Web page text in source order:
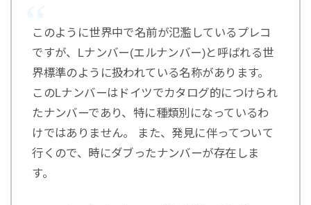
このように世界中で名前が氾濫しているプレコ
ですが、Lナンバー(エルナンバー)と呼ばれる世
界標準のように扱われている名称があります。
このLナンバーはドイツでカタログ的につけられ
たナンバーであり、特に種類別になっているわ
けではありません。 また、発見に伴ってついて
行くので、時にダブったナンバーが存在しま
す。